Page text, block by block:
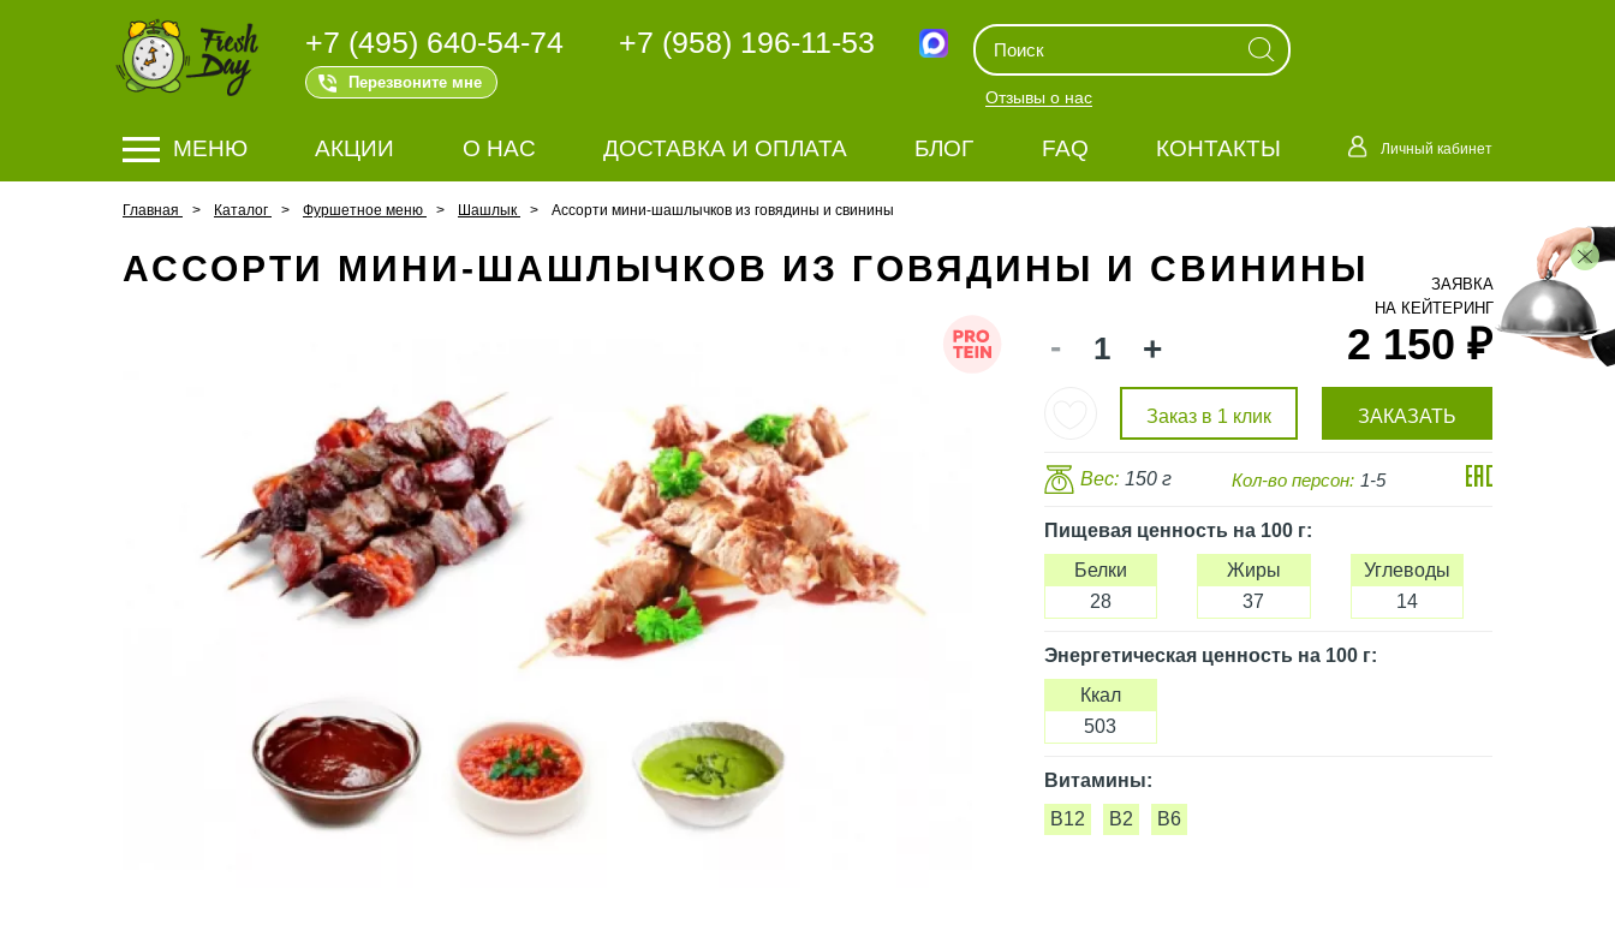
+7 (495) 640-54-74
Перезвоните мне
+7 (958) 196-11-53
Отзывы о нас
МЕНЮ АКЦИИ О НАС ДОСТАВКА И ОПЛАТА БЛОГ FAQ КОНТАКТЫ Личный кабинет
Главная Каталог Фуршетное меню Шашлык Ассорти мини-шашлычков из говядины и свинины
АССОРТИ МИНИ-ШАШЛЫЧКОВ ИЗ ГОВЯДИНЫ И СВИНИНЫ
- + 2 150 ₽
Заказ в 1 клик ЗАКАЗАТЬ
Вес: 150 г Кол-во персон: 1-5
Пищевая ценностьна 100 г:
Белки
28
Жиры
37
Углеводы
14
Энергетическая ценностьна 100 г:
Ккал
503
Витамины:
B12
B2 B6
ЗАЯВКА
НА КЕЙТЕРИНГ